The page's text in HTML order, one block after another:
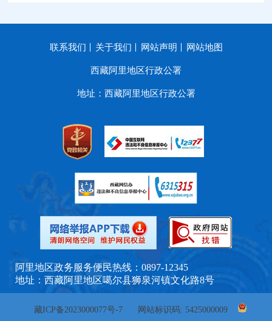
联系我们 关于我们 网站声明 网站地图
西藏阿里地区行政公署
地址：西藏阿里地区行政公署
阿里地区政务服务便民热线：0897-12345
地址：西藏阿里地区噶尔县狮泉河镇文化路8号
藏ICP备2023000077号-7 网站标识码: 5425000009